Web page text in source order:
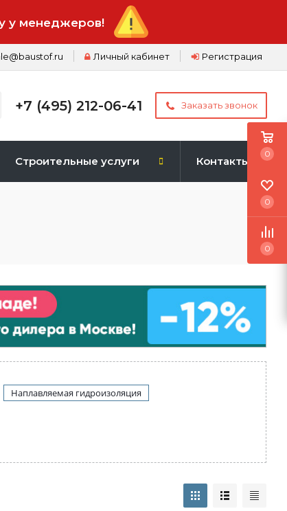
у менеджеров!
Регистрация
Личный кабинет
+7 (495) 212-06-41 Заказать звонок
Строительные услуги Контакты
Наплавляемая гидроизоляция
0
0
0